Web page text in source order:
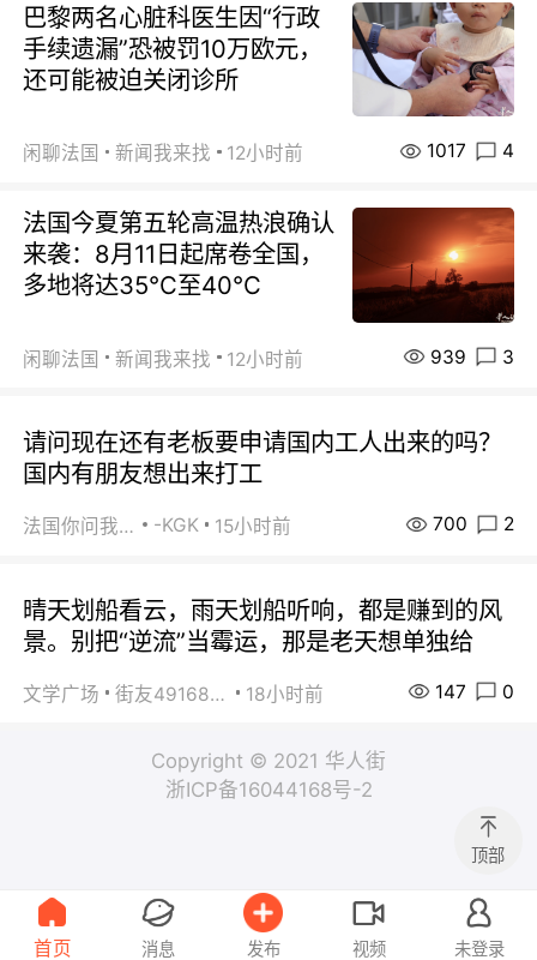
巴黎两名心脏科医生因“行政
手续遗漏”恐被罚10万欧元，
还可能被迫关闭诊所
闲聊法国 新闻我来找 12小时前 1017 4
法国今夏第五轮高温热浪确认
来袭：8月11日起席卷全国，
多地将达35℃至40℃
闲聊法国 新闻我来找 12小时前 939 3
请问现在还有老板要申请国内工人出来的吗？
国内有朋友想出来打工
法国你问我答 -KGK 15小时前 700 2
晴天划船看云，雨天划船听响，都是赚到的风
景。别把“逆流”当霉运，那是老天想单独给
文学广场 街友49168527 18小时前 147 0
Copyright © 2021 华人街
浙ICP备16044168号-2
顶部
首页 消息 发布 视频 未登录